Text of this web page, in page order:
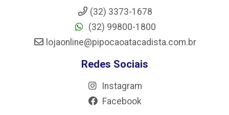
(32) 3373-1678
(32) 99800-1800
lojaonline@pipocaoatacadista.com.br
Redes Sociais
Instagram
Facebook